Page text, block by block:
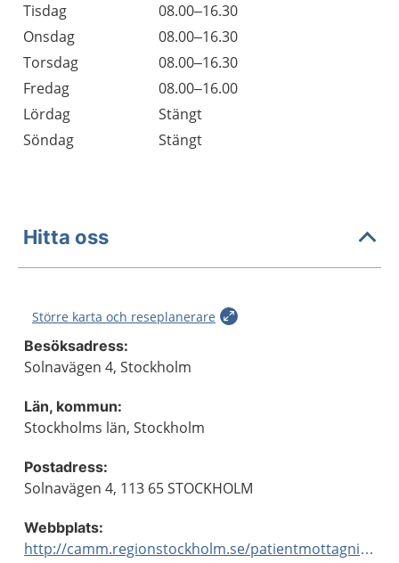
Tisdag
08.00–16.30
Onsdag
08.00–16.30
Torsdag
08.00–16.30
Fredag
08.00–16.00
Lördag
Stängt
Söndag
Stängt
Hitta oss
Större karta och reseplanerare
Besöksadress:
Solnavägen 4, Stockholm
Län, kommun:
Stockholms län, Stockholm
Postadress:
Solnavägen 4, 113 65 STOCKHOLM
Webbplats:
http://camm.regionstockholm.se/patientmottagning/hudallergimottagningen/